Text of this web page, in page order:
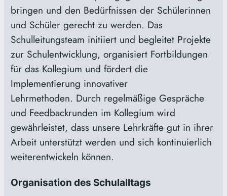
bringen und den Bedürfnissen der Schülerinnen
und Schüler gerecht zu werden. Das
Schulleitungsteam initiiert und begleitet Projekte
zur Schulentwicklung, organisiert Fortbildungen
für das Kollegium und fördert die
Implementierung innovativer
Lehrmethoden. Durch regelmäßige Gespräche
und Feedbackrunden im Kollegium wird
gewährleistet, dass unsere Lehrkräfte gut in ihrer
Arbeit unterstützt werden und sich kontinuierlich
weiterentwickeln können.
Organisation des Schulalltags